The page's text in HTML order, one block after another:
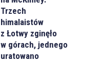
Trzech
himalaistów
z Łotwy zginęło
w górach, jednego
uratowano